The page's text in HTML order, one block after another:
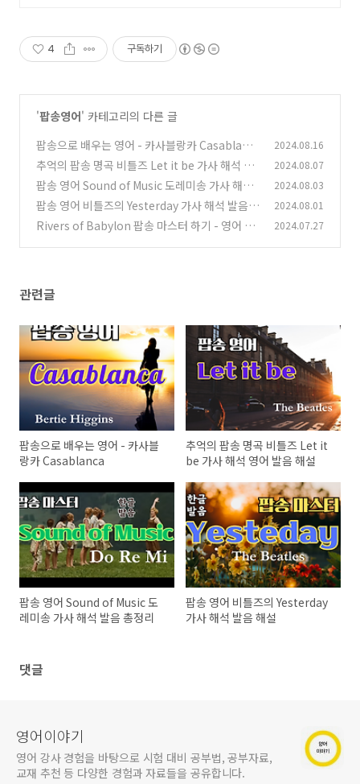
4 구독하기
'팝송영어' 카테고리의 다른 글
팝송으로 배우는 영어 - 카사블랑카 Casablanc
a (55)
2024.08.16
추억의 팝송 명곡 비틀즈 Let it be 가사 해석 영
어 발음 해설
(41)
2024.08.07
팝송 영어 Sound of Music 도레미송 가사 해석
발음 총정리
(4)
2024.08.03
팝송 영어 비틀즈의 Yesterday 가사 해석 발음
해설 (54)
2024.08.01
Rivers of Babylon 팝송 마스터 하기 - 영어 발
2024.07.27
관련글
팝송으로 배우는 영어 - 카사블
랑카 Casablanca
추억의 팝송 명곡 비틀즈 Let it
be 가사 해석 영어 발음 해설
팝송 영어 Sound of Music 도
레미송 가사 해석 발음 총정리
팝송 영어 비틀즈의 Yesterday
가사 해석 발음 해설
댓글
영어이야기
영어 강사 경험을 바탕으로 시험 대비 공부법, 공부자료,
교재 추천 등 다양한 경험과 자료들을 공유합니다.